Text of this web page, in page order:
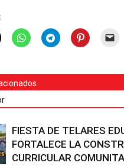
FIESTA DE TELARES
FORTALECE LA
CURRICULAR